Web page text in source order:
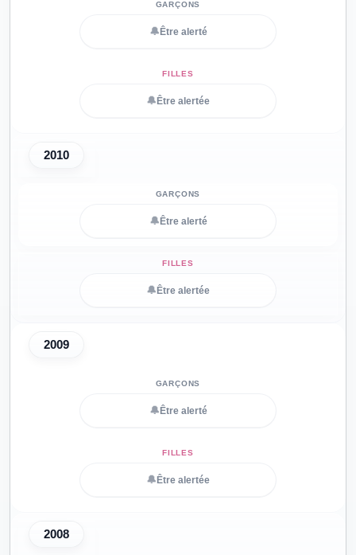
🔔 Être alerté
🔔 Être alertée
2010
🔔 Être alerté
🔔 Être alertée
2009
🔔 Être alerté
🔔 Être alertée
2008